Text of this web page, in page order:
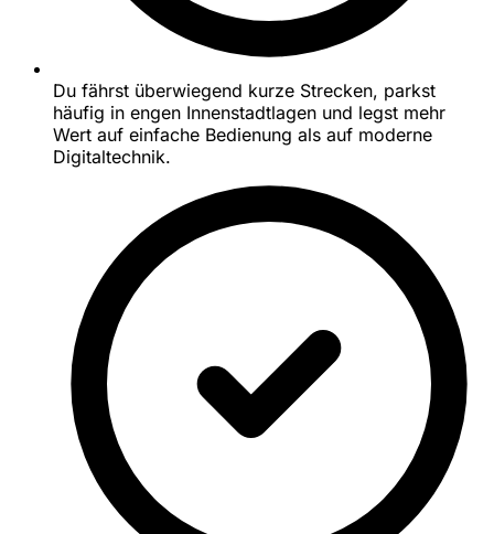
Du fährst überwiegend kurze Strecken, parkst
häufig in engen Innenstadtlagen und legst mehr
Wert auf einfache Bedienung als auf moderne
Digitaltechnik.